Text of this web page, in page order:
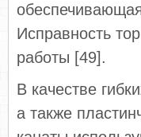
Исправность
работы [49].
В качестве
а также